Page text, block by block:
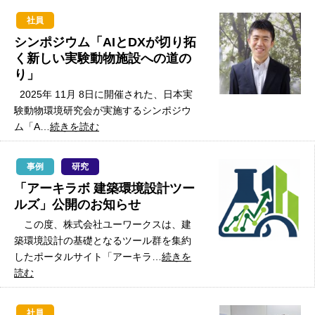
社員
シンポジウム「AIとDXが切り拓
く新しい実験動物施設への道の
り」
2025年 11月 8日に開催された、日本実
験動物環境研究会が実施するシンポジウ
ム「A…続きを読む
事例 研究
「アーキラボ 建築環境設計ツー
ルズ」公開のお知らせ
この度、株式会社ユーワークスは、建
築環境設計の基礎となるツール群を集約
したポータルサイト「アーキラ…続きを
読む